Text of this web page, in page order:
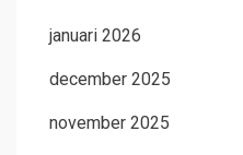
januari 2026
december 2025
november 2025